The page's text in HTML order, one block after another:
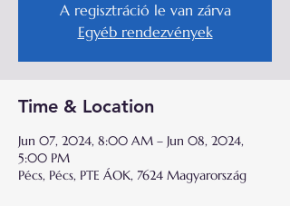
A regisztráció le van zárva
Egyéb rendezvények
Time & Location
Jun 07, 2024, 8:00 AM – Jun 08, 2024,
5:00 PM
Pécs, Pécs, PTE ÁOK, 7624 Magyarország